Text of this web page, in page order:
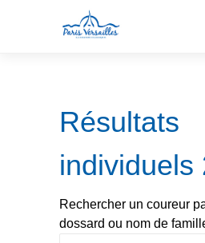
Résultats
individuels
Rechercher un coureur
dossard ou nom de